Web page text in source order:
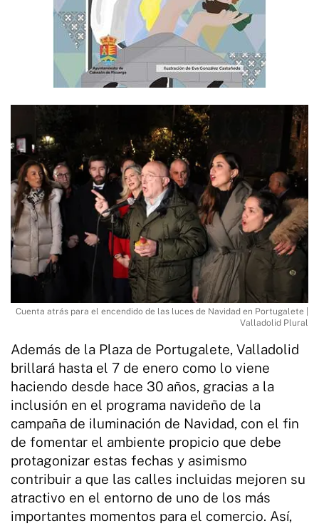
Cuenta atrás para el encendido de las luces de Navidad en Portugalete |
Valladolid Plural
Además de la Plaza de Portugalete, Valladolid
brillará hasta el 7 de enero como lo viene
haciendo desde hace 30 años, gracias a la
inclusión en el programa navideño de la
campaña de iluminación de Navidad, con el fin
de fomentar el ambiente propicio que debe
protagonizar estas fechas y asimismo
contribuir a que las calles incluidas mejoren su
atractivo en el entorno de uno de los más
importantes momentos para el comercio. Así,